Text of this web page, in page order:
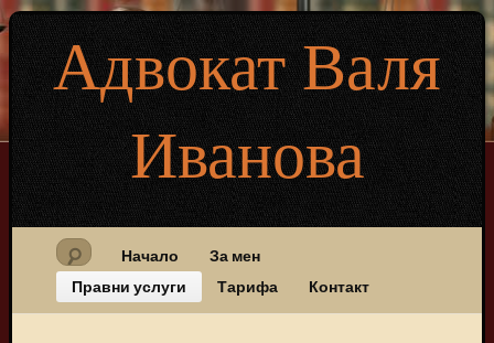
Адвокат Валя
Иванова
Начало
За мен
Правни услуги
Тарифа Контакт